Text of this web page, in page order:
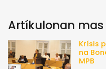
Artíkulonan mas
Krísis
na
MPB